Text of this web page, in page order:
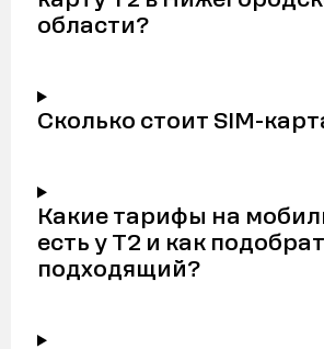
области?
Сколько стоит SIM-
Какие тарифы на
есть у Т2 и как
подходящий?